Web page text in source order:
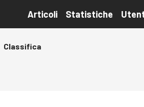
Articoli Statistiche
Classifica